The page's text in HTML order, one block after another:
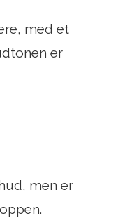
med et
er
men er